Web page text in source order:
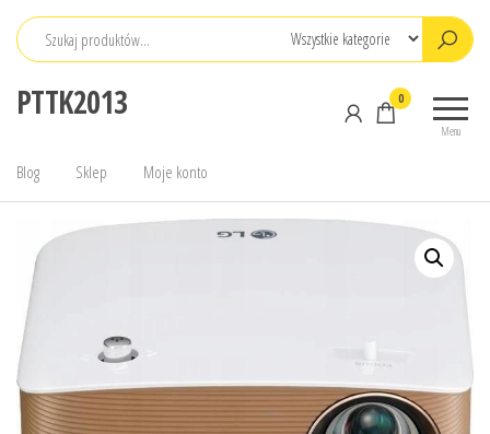
Przejdź
PTTK2013
Menu
0
Blog Sklep Moje konto